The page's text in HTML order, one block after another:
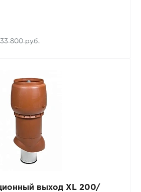
33 800 руб.
выход XL 200/